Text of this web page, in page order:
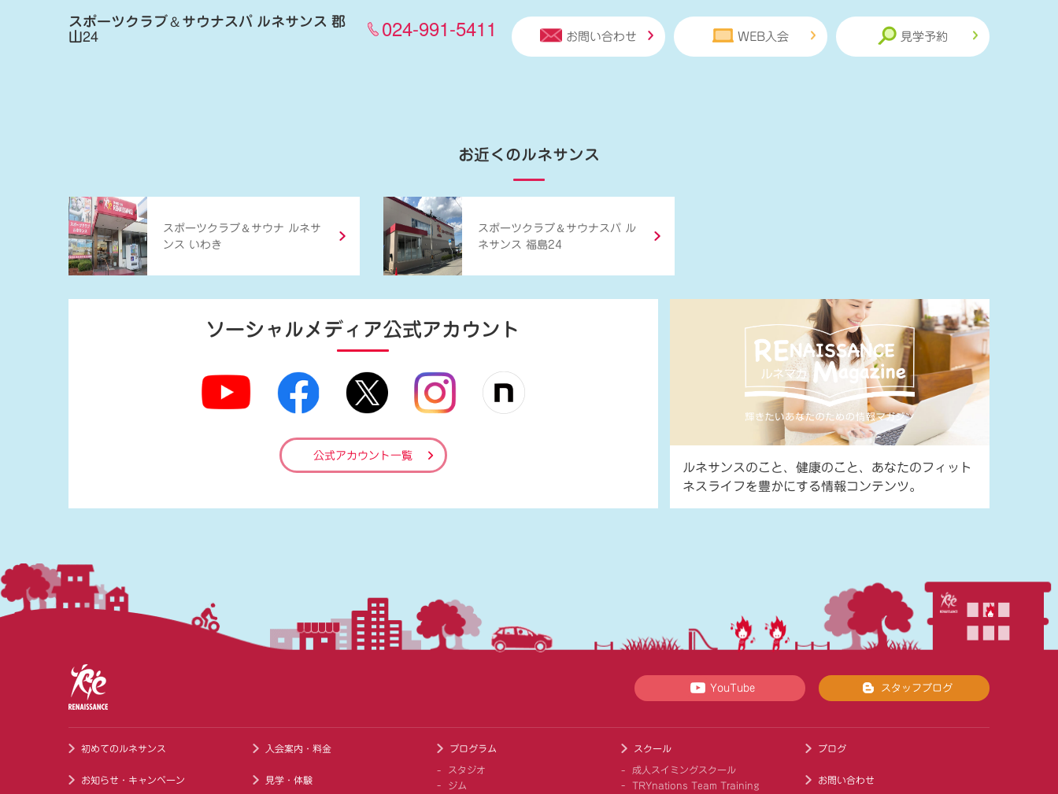
スポーツクラブ＆サウナスパ ルネサンス 郡
山24 024-991-5411 お問い合わせ WEB入会 見学予約
お近くのルネサンス
スポーツクラブ ＆ サウナ ルネサ
ンス いわき
スポーツクラブ ＆ サウナスパ ル
ネサンス 福島24
ソーシャルメディア公式アカウント
公式アカウント一覧
ルネサンスのこと、健康のこと、あなたのフィット
ネスライフを豊かにする情報コンテンツ。
YouTube スタッフブログ
初めてのルネサンス
お知らせ・キャンペーン
入会案内・料金
見学・体験
プログラム
スタジオ
ジム
スクール
成人スイミングスクール
TRYnations Team Training
ブログ
お問い合わせ